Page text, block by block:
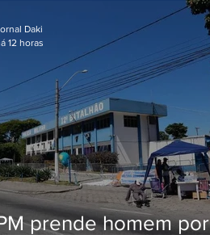
Maricá
prende homem por
Daki
12 horas